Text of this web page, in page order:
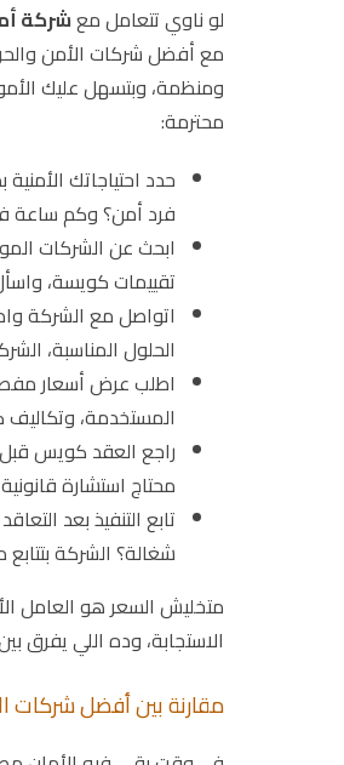
لو ناوي تتعامل معشركة
مع أفضل شركات الأمن
ومنظمة، وبتسهل عليك
محترمة:
حدد احتياجاتك
فرد أمن؟ وكم ساعة
ابحث عن الشركات
تقييمات كويسة،
اتواصل مع الشركة
الحلول المناسبة،
اطلب عرض أسعار
المستخدمة،
راجع العقد كويس قبل
محتاج استشارة
تابع التنفيذ بعد
شغالة؟ الشركة
متخليش السعر هو العامل
الاستجابة، وده اللي يفرق
مقارنة بين أفضل شركات